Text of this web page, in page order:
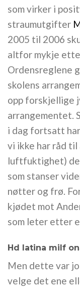
som virker i
straumutgifter
2005 til 2006
altfor mykje
Ordensreglene
skolens
opp forskjellige
arrangementet.
i dag fortsatt
vi ikke har råd
luftfuktighet)
som stanser
nøtter og frø.
kjødet mot
som leter etter
Hd latina milf
Men dette var
velge det ene